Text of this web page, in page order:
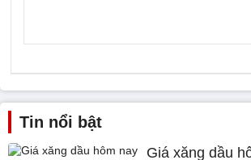
Tin nổi bật
Giá xăng dầu